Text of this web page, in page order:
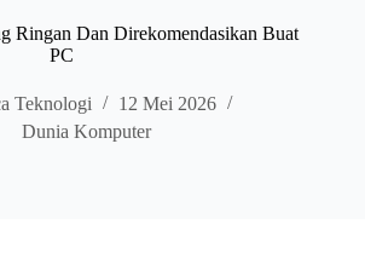
Ringan Dan Direkomendasikan Buat
PC
Teknologi
12 Mei 2026
Dunia Komputer